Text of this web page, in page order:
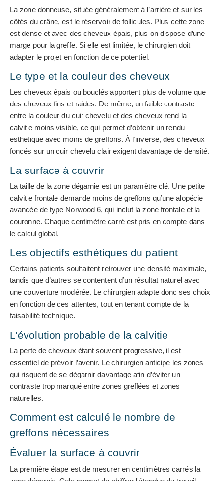
La zone donneuse, située généralement à l’arrière et sur les
côtés du crâne, est le réservoir de follicules. Plus cette zone
est dense et avec des cheveux épais, plus on dispose d’une
marge pour la greffe. Si elle est limitée, le chirurgien doit
adapter le projet en fonction de ce potentiel.
Le type et la couleur des cheveux
Les cheveux épais ou bouclés apportent plus de volume que
des cheveux fins et raides. De même, un faible contraste
entre la couleur du cuir chevelu et des cheveux rend la
calvitie moins visible, ce qui permet d’obtenir un rendu
esthétique avec moins de greffons. À l’inverse, des cheveux
foncés sur un cuir chevelu clair exigent davantage de densité.
La surface à couvrir
La taille de la zone dégarnie est un paramètre clé. Une petite
calvitie frontale demande moins de greffons qu’une alopécie
avancée de type Norwood 6, qui inclut la zone frontale et la
couronne. Chaque centimètre carré est pris en compte dans
le calcul global.
Les objectifs esthétiques du patient
Certains patients souhaitent retrouver une densité maximale,
tandis que d’autres se contentent d’un résultat naturel avec
une couverture modérée. Le chirurgien adapte donc ses choix
en fonction de ces attentes, tout en tenant compte de la
faisabilité technique.
L’évolution probable de la calvitie
La perte de cheveux étant souvent progressive, il est
essentiel de prévoir l’avenir. Le chirurgien anticipe les zones
qui risquent de se dégarnir davantage afin d’éviter un
contraste trop marqué entre zones greffées et zones
naturelles.
Comment est calculé le nombre de
greffons nécessaires
Évaluer la surface à couvrir
La première étape est de mesurer en centimètres carrés la